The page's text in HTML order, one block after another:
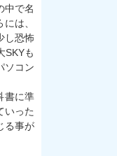
中で名
は、
し恐怖
SKYも
ソコン
書に準
いった
る事が